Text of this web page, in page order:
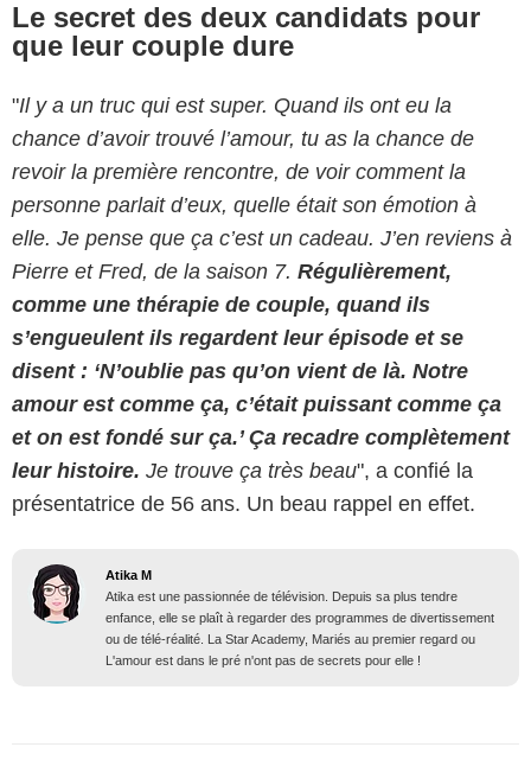
Le secret des deux candidats pour
que leur couple dure
"Il y a un truc qui est super. Quand ils ont eu la
chance d’avoir trouvé l’amour, tu as la chance de
revoir la première rencontre, de voir comment la
personne parlait d’eux, quelle était son émotion à
elle. Je pense que ça c’est un cadeau. J’en reviens à
Pierre et Fred, de la saison 7. Régulièrement,
comme une thérapie de couple, quand ils
s’engueulent ils regardent leur épisode et se
disent : ‘N’oublie pas qu’on vient de là. Notre
amour est comme ça, c’était puissant comme ça
et on est fondé sur ça.’ Ça recadre complètement
leur histoire. Je trouve ça très beau", a confié la
présentatrice de 56 ans. Un beau rappel en effet.
Atika M
Atika est une passionnée de télévision. Depuis sa plus tendre
enfance, elle se plaît à regarder des programmes de divertissement
ou de télé-réalité. La Star Academy, Mariés au premier regard ou
L'amour est dans le pré n'ont pas de secrets pour elle !